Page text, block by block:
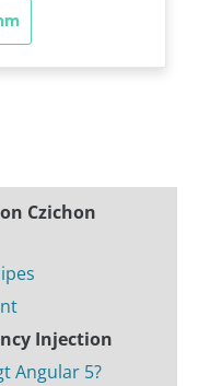
Czichon
Injection
Angular 5?